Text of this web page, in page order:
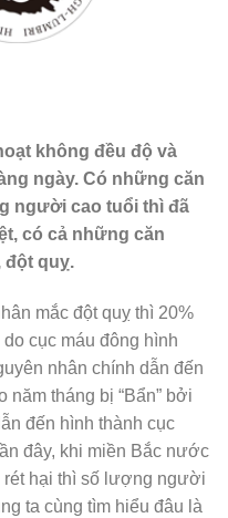
không đều độ và
ngày. Có những căn
người cao tuổi thì đã
có cả những căn
đột quỵ.
mắc đột quỵ thì 20%
cục máu đông hình
nhân chính dẫn đến
năm tháng bị “Bẩn” bởi
đến hình thành cục
đây, khi miền Bắc nước
rét hại thì số lượng người
ta cùng tìm hiểu đâu là